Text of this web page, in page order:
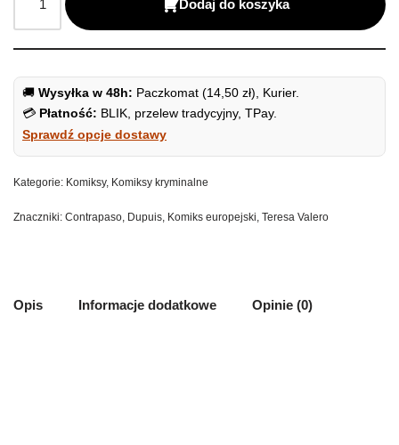
Dodaj do koszyka
🚚 Wysyłka w 48h: Paczkomat (14,50 zł), Kurier.
💳 Płatność: BLIK, przelew tradycyjny, TPay.
Sprawdź opcje dostawy
Kategorie: Komiksy, Komiksy kryminalne
Znaczniki: Contrapaso, Dupuis, Komiks europejski, Teresa Valero
Opis Informacje dodatkowe Opinie (0)